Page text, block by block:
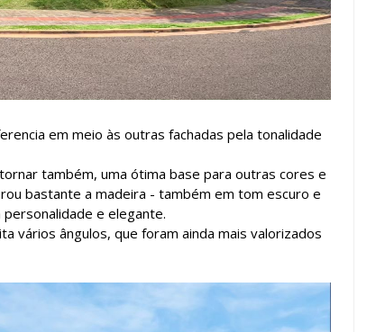
em meio às outras fachadas pela tonalidade
também, uma ótima base para outras cores e
bastante a madeira - também em tom escuro e
e elegante.
vários ângulos, que foram ainda mais valorizados